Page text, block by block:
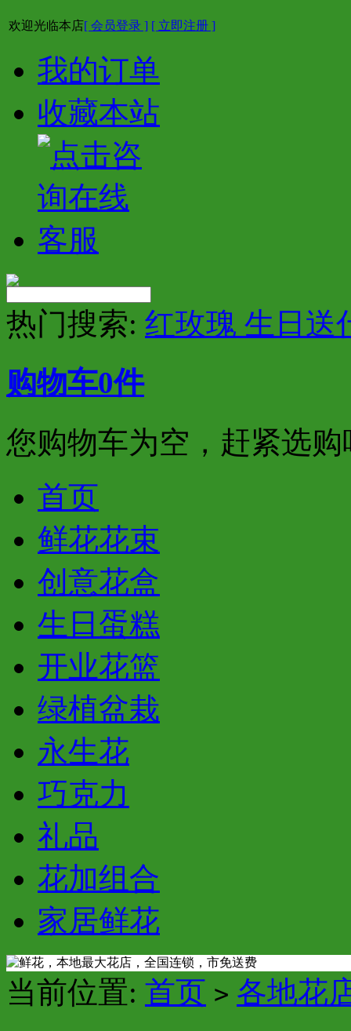
欢迎光临本店[ 会员登录 ] [ 立即注册 ]
我的订单
收藏本站
热门搜索: 红玫瑰 生日送
购物车0件
您购物车为空，赶紧选购
首页
鲜花花束
创意花盒
生日蛋糕
开业花篮
绿植盆栽
永生花
巧克力
礼品
花加组合
家居鲜花
当前位置: 首页 > 各地花